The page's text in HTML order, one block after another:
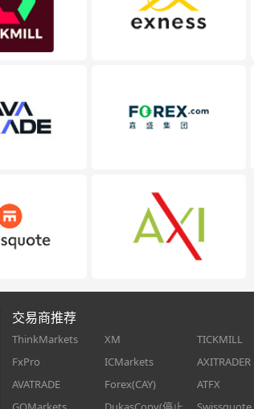
交易商推荐
ThinkMarkets XM TICKMILL
FxPro
ICMarkets AXITRADER
AVATRADE
Forex(CAY) ATFX